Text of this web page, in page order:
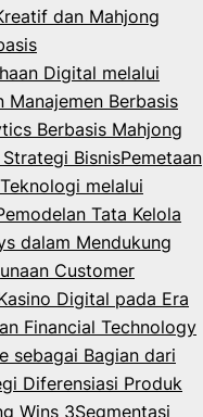
dan Mahjong
Digital melalui
Manajemen Berbasis
Berbasis Mahjong
BisnisPemetaan
melalui
Tata Kelola
dalam Mendukung
Customer
Digital pada Era
Financial Technology
sebagai Bagian dari
Diferensiasi Produk
Wins 3Segmentasi